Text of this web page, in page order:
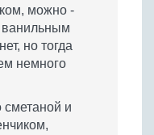
можно -
ванильным
но тогда
немного
и